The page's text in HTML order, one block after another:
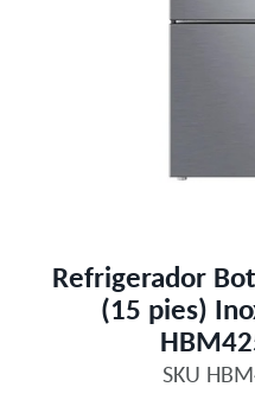
Refrigerador
(15 pies)
SKU